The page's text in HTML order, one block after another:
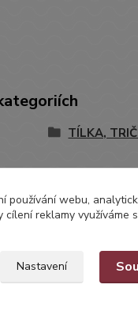
TÍLKA,
používání webu,
cílení reklamy využíváme
Nastavení